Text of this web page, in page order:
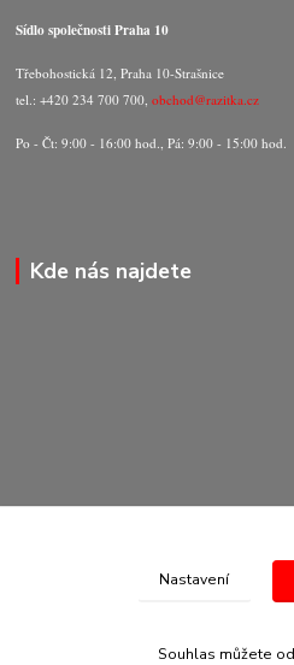
Sídlo společnosti Praha 10
Třebohostická 12, Praha 10-Strašnice
tel.: +420 234 700 700,obchod@razitka.cz
Po - Čt: 9:00 - 16:00 hod., Pá: 9:00 - 15:00 hod.
Kde nás najdete
© Copyright 2020-2026
Nastavení
Souhlas můžete